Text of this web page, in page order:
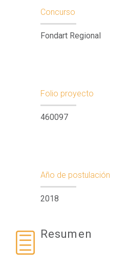
Concurso
Fondart Regional
Folio proyecto
460097
Año de postulación
2018
Resumen